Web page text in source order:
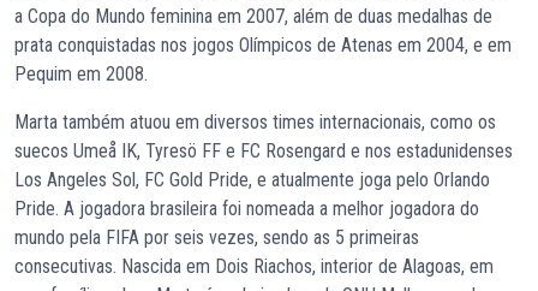
a Copa do Mundo feminina em 2007, além de duas medalhas de
prata conquistadas nos jogos Olímpicos de Atenas em 2004, e em
Pequim em 2008.
Marta também atuou em diversos times internacionais, como os
suecos Umeå IK, Tyresö FF e FC Rosengard e nos estadunidenses
Los Angeles Sol, FC Gold Pride, e atualmente joga pelo Orlando
Pride. A jogadora brasileira foi nomeada a melhor jogadora do
mundo pela FIFA por seis vezes, sendo as 5 primeiras
consecutivas. Nascida em Dois Riachos, interior de Alagoas, em